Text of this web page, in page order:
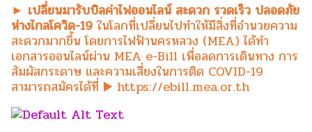
► เปลี่ยนมารับบิลค่าไฟออนไลน์ สะดวก รวดเร็ว ปลอดภัย
ห่างไกลโควิด-19 ในโลกที่เปลี่ยนไปทำให้มีสิ่งที่อำนวยความ
สะดวกมากขึ้น โดยการไฟฟ้านครหลวง (MEA) ได้ทำ
เอกสารออนไลน์ผ่าน MEA e-Bill เพื่อลดการเดินทาง การ
สัมผัสกระดาษ และความเสี่ยงในการติด COVID-19
สามารถสมัครได้ที่ ▶️ https://ebill.mea.or.th